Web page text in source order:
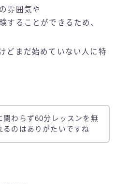
雰囲気や
することができるため、
どまだ始めていない人に特
関わらず60分レッスンを無
るのはありがたいですね